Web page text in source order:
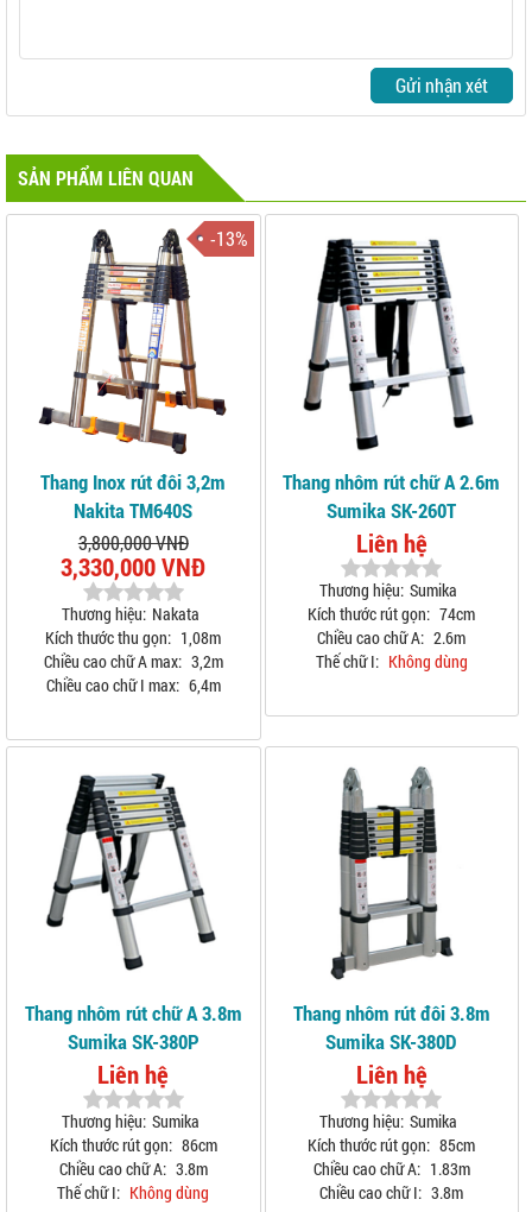
Gửi nhận xét
SẢN PHẨM LIÊN QUAN
-13%
Thang Inox rút đôi 3,2m
Nakita TM640S
3,800,000 VNĐ
3,330,000 VNĐ
Thương hiệu: Nakata
Kích thước thu gọn: 1,08m
Chiều cao chữ A max: 3,2m
Chiều cao chữ I max: 6,4m
Thang nhôm rút chữ A 2.6m
Sumika SK-260T
Liên hệ
Thương hiệu: Sumika
Kích thước rút gọn: 74cm
Chiều cao chữ A: 2.6m
Thế chữ I: Không dùng
Thang nhôm rút chữ A 3.8m
Sumika SK-380P
Liên hệ
Thương hiệu: Sumika
Kích thước rút gọn: 86cm
Chiều cao chữ A: 3.8m
Thế chữ I: Không dùng
Thang nhôm rút đôi 3.8m
Sumika SK-380D
Liên hệ
Thương hiệu: Sumika
Kích thước rút gọn: 85cm
Chiều cao chữ A: 1.83m
Chiều cao chữ I: 3.8m